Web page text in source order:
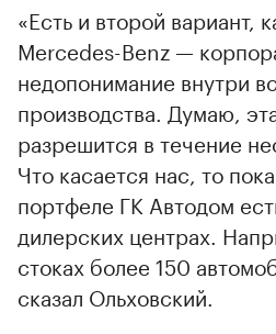
«Есть и второй вариант,
Mercedes-Benz —
недопонимание внутри
производства. Думаю,
разрешится в течение
Что касается нас, то
портфеле ГК Автодом
дилерских центрах.
стоках более 150
сказал Ольховский.